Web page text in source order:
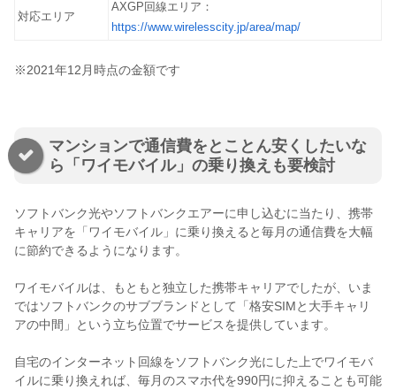
対応エリア
AXGP回線エリア：
https://www.wirelesscity.jp/area/map/
※2021年12月時点の金額です
マンションで通信費をとことん安くしたいな
ら「ワイモバイル」の乗り換えも要検討
ソフトバンク光やソフトバンクエアーに申し込むに当たり、携帯
キャリアを「ワイモバイル」に乗り換えると毎月の通信費を大幅
に節約できるようになります。
ワイモバイルは、もともと独立した携帯キャリアでしたが、いま
ではソフトバンクのサブブランドとして「格安SIMと大手キャリ
アの中間」という立ち位置でサービスを提供しています。
自宅のインターネット回線をソフトバンク光にした上でワイモバ
イルに乗り換えれば、毎月のスマホ代を990円に抑えることも可能